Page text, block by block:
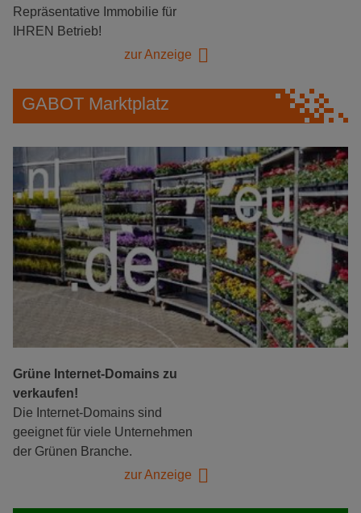
Repräsentative Immobilie für
IHREN Betrieb!
zur Anzeige
GABOT Marktplatz
Grüne Internet-Domains zu
verkaufen!
Die Internet-Domains sind
geeignet für viele Unternehmen
der Grünen Branche.
zur Anzeige